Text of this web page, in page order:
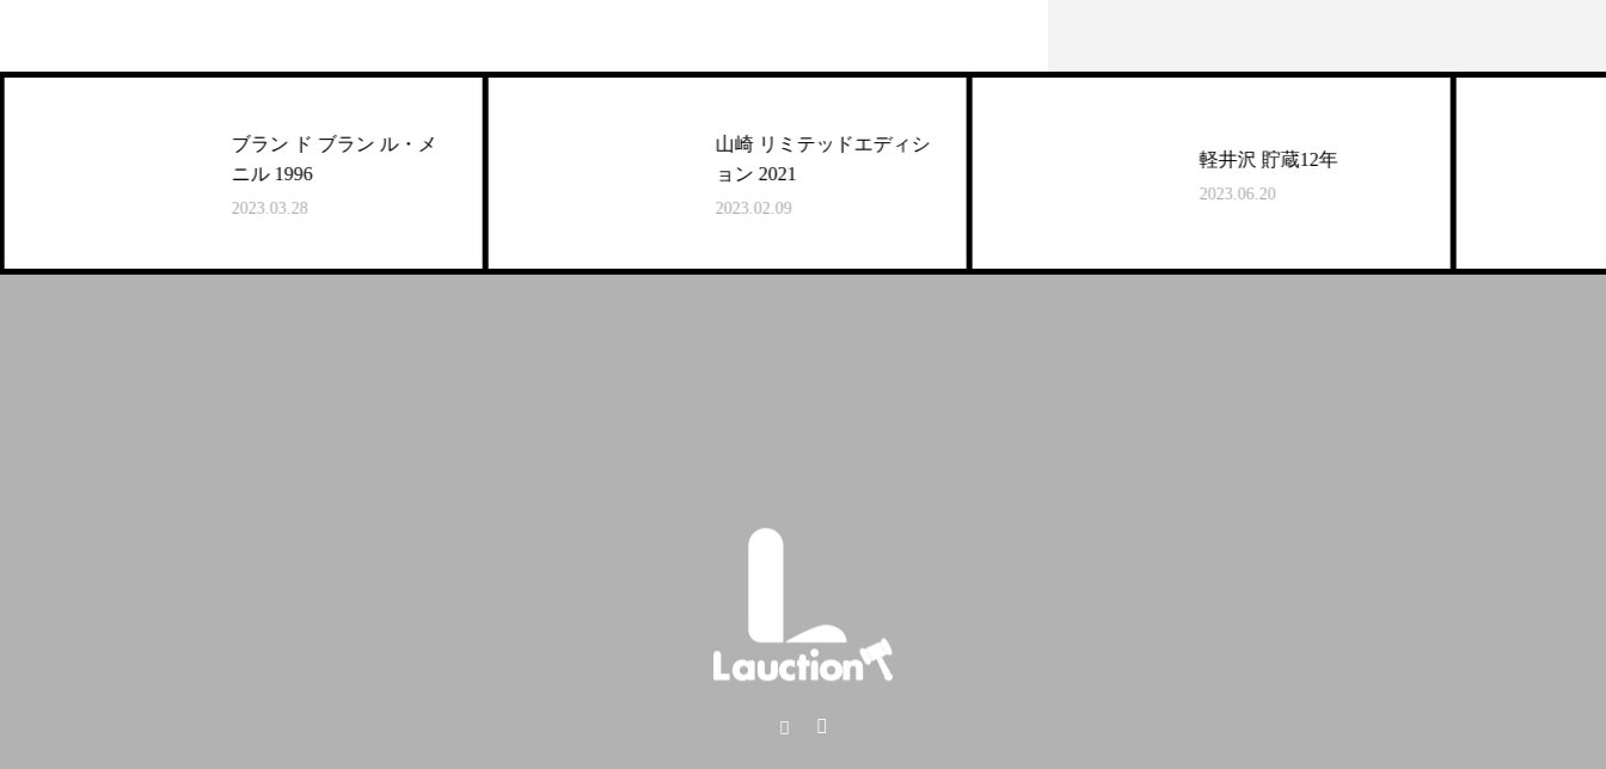
ブラン ド ブラン ル・メ
ニル 1996
2023.03.28
山崎 リミテッドエディシ
ョン 2021
2023.02.09
軽井沢 貯蔵12年
2023.06.20